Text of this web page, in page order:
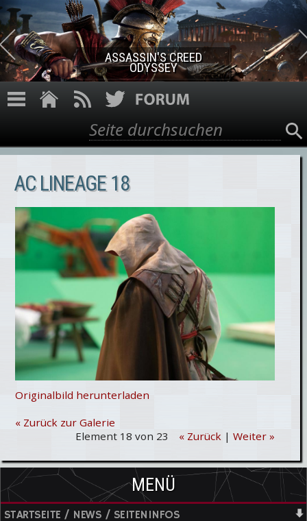
Direkt zum Inhalt
ASSASSIN'S CREED ROGUE
REMASTERED
Suchformular
Suche
AC LINEAGE 18
Originalbild herunterladen
« Zurück zur Galerie
Element 18 von 23
« Zurück | Weiter »
MENÜ
STARTSEITE / NEWS / SEITENINFOS